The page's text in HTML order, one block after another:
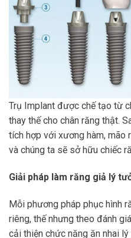
Trụ Implant được chế tạo từ
thay thế cho chân răng thật.
tích hợp với xương hàm,
và chúng ta sẽ sở hữu chiếc
Giải pháp làm răng giả lý
Mỗi phương pháp phục hình
riêng, thế nhưng theo đánh
cải thiện chức năng ăn nhai